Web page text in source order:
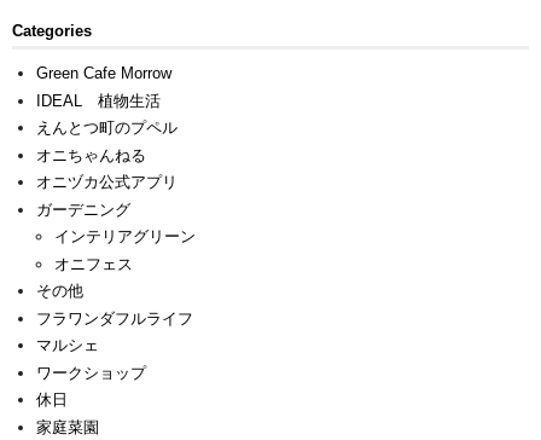
Categories
Green Cafe Morrow
IDEAL 植物生活
えんとつ町のプペル
オニちゃんねる
オニヅカ公式アプリ
ガーデニング
インテリアグリーン
オニフェス
その他
フラワンダフルライフ
マルシェ
ワークショップ
休日
家庭菜園